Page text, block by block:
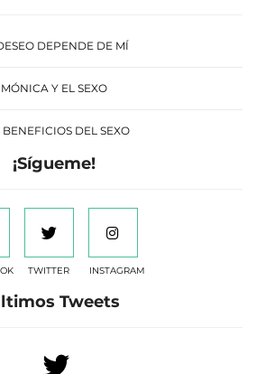
DEPENDE DE MÍ
MÓNICA Y EL SEXO
BENEFICIOS DEL SEXO
¡Sígueme!
TWITTER INSTAGRAM
Tweets